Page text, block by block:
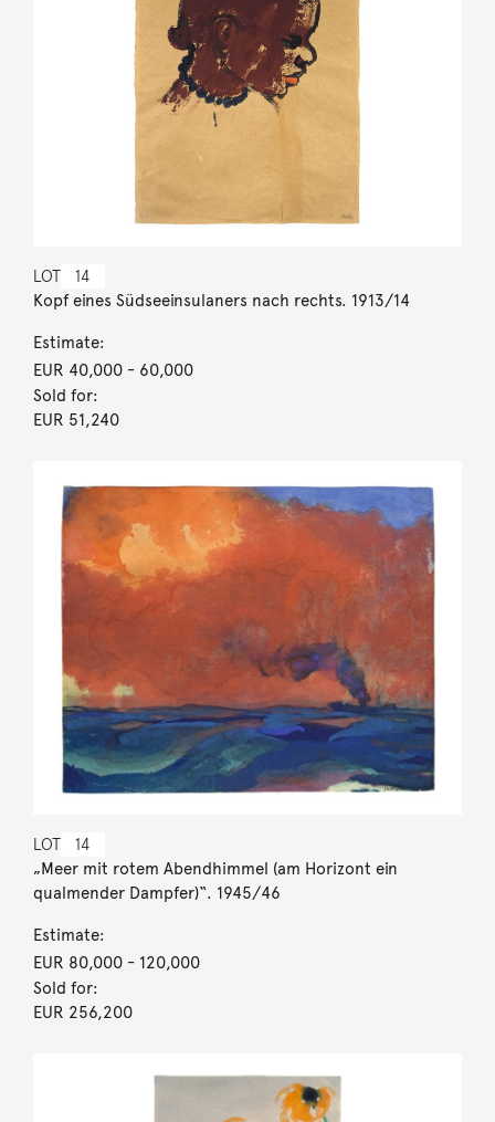
LOT 14
Kopf eines Südseeinsulaners nach rechts. 1913/14
Estimate:
EUR 40,000- 60,000
Sold for:
EUR 51,240
LOT 14
„Meer mit rotem Abendhimmel (am Horizont ein
qualmender Dampfer)“. 1945/46
Estimate:
EUR 80,000- 120,000
Sold for:
EUR 256,200